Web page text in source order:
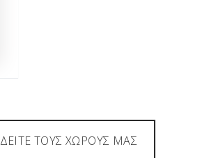
ΔΕΙΤΕ ΤΟΥΣ ΧΩΡΟΥΣ ΜΑΣ